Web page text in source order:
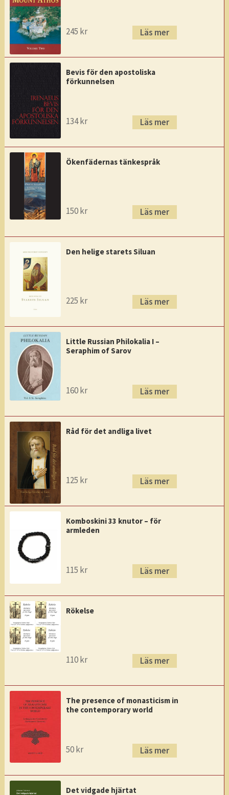
245 kr Läs mer
Bevis för den apostoliska
förkunnelsen
134kr Läs mer
Ökenfädernas tänkespråk
150kr Läs mer
Den helige starets Siluan
225 kr Läs mer
Little Russian Philokalia I –
Seraphim of Sarov
160kr Läs mer
Råd för det andliga livet
125 kr Läs mer
Komboskini 33 knutor – för
armleden
115 kr Läs mer
Rökelse
110kr Läs mer
The presence of monasticism in
the contemporary world
50kr Läs mer
Det vidgade hjärtat